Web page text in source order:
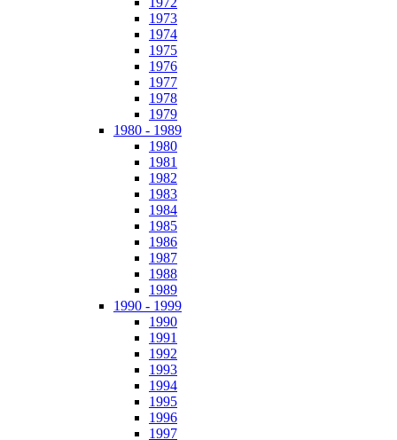
1973
1974
1975
1976
1977
1978
1979
1980 - 1989
1980
1981
1982
1983
1984
1985
1986
1987
1988
1989
1990 - 1999
1990
1991
1992
1993
1994
1995
1996
1997